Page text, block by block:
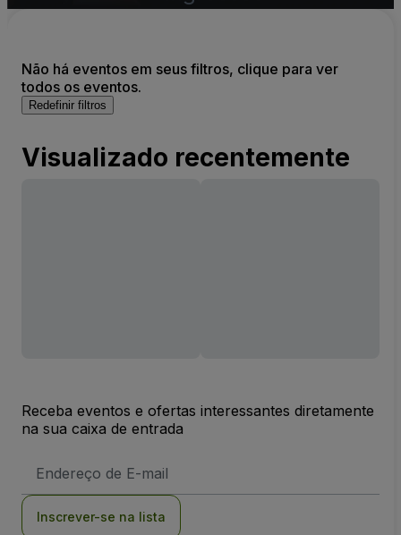
Não há eventos em seus filtros, clique para ver
todos os eventos.
Redefinir filtros
Visualizado recentemente
Receba eventos e ofertas interessantes diretamente
na sua caixa de entrada
de
Inscrever-se na lista